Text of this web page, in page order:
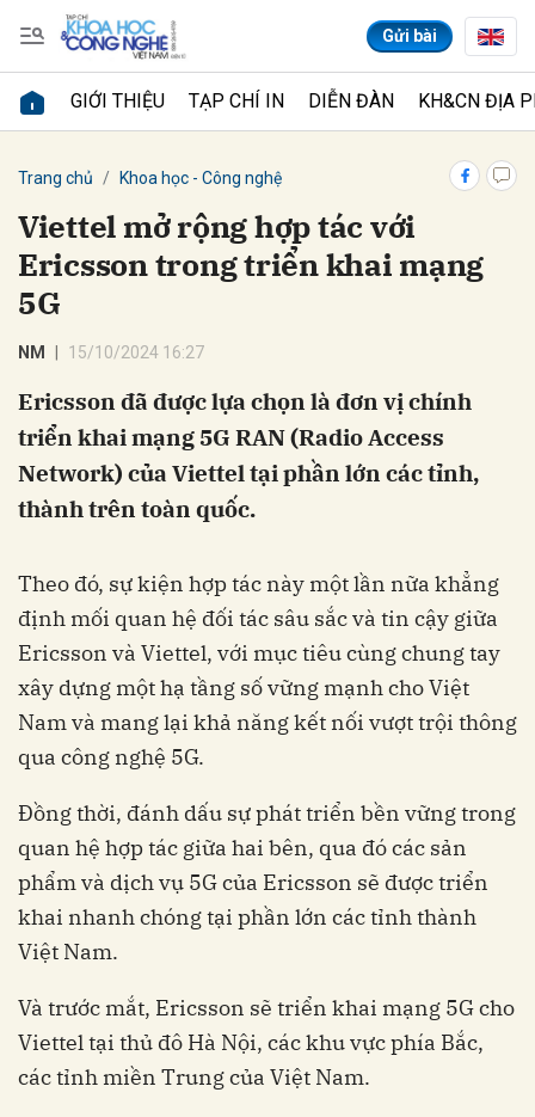
Gửi bài
GIỚI THIỆU TẠP CHÍ IN DIỄN ĐÀN KH&CN ĐỊA
Trang chủ Khoa học - Công nghệ
Viettel mở rộng hợp tác với
Ericsson trong triển khai mạng
5G
NM 15/10/2024 16:27
Ericsson đã được lựa chọn là đơn vị chính
triển khai mạng 5G RAN (Radio Access
Network) của Viettel tại phần lớn các tỉnh,
thành trên toàn quốc.
Theo đó, sự kiện hợp tác này một lần nữa khẳng
định mối quan hệ đối tác sâu sắc và tin cậy giữa
Ericsson và Viettel, với mục tiêu cùng chung tay
xây dựng một hạ tầng số vững mạnh cho Việt
Nam và mang lại khả năng kết nối vượt trội thông
qua công nghệ 5G.
Đồng thời, đánh dấu sự phát triển bền vững trong
quan hệ hợp tác giữa hai bên, qua đó các sản
phẩm và dịch vụ 5G của Ericsson sẽ được triển
khai nhanh chóng tại phần lớn các tỉnh thành
Việt Nam.
Và trước mắt, Ericsson sẽ triển khai mạng 5G cho
Viettel tại thủ đô Hà Nội, các khu vực phía Bắc,
các tỉnh miền Trung của Việt Nam.
Gửi bình luận
Hủy Gửi